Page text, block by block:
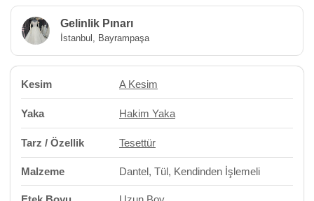
Gelinlik Pınarı
İstanbul, Bayrampaşa
Kesim A Kesim
Yaka Hakim Yaka
Tarz / Özellik Tesettür
Malzeme Dantel, Tül, Kendinden İşlemeli